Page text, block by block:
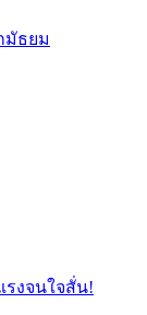
มัธยม
งจนใจสั่น!